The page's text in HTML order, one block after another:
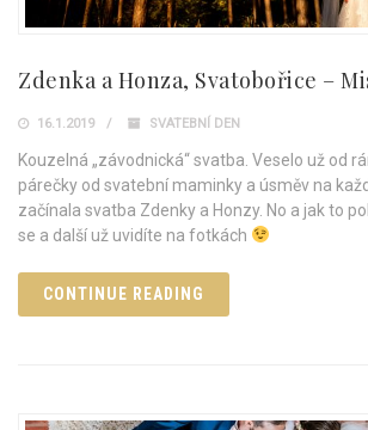
Zdenka a Honza, Svatobořice –
16.1.2019 SVATEBNÍ DEN
Kouzelná „závodnická“ svatba. Veselo už od
párečky od svatební maminky a úsměv na
začínala svatba Zdenky a Honzy. No a jak to
se a další už uvidíte na fotkách
CONTINUE READING